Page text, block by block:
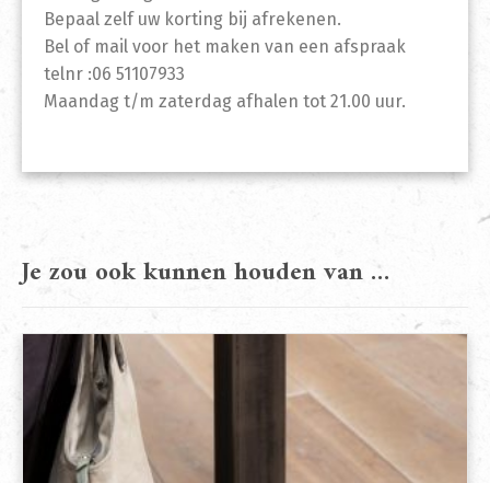
Bepaal zelf uw korting bij afrekenen.
Bel of mail voor het maken van een afspraak
telnr :06 51107933
Maandag t/m zaterdag afhalen tot 21.00 uur.
Je zou ook kunnen houden van …